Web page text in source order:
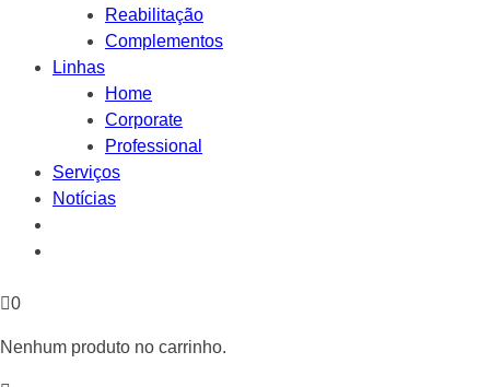
Reabilitação
Complementos
Linhas
Home
Corporate
Professional
Serviços
Notícias
0
Nenhum produto no carrinho.